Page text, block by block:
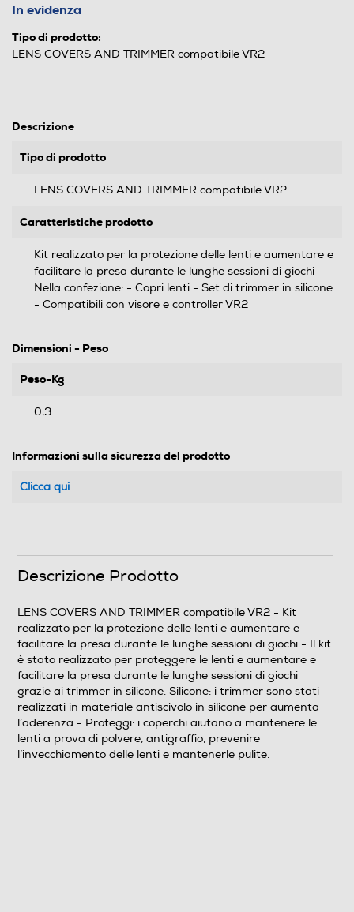
In evidenza
Tipo di prodotto:
LENS COVERS AND TRIMMER compatibile VR2
Descrizione
Tipo di prodotto
LENS COVERS AND TRIMMER compatibile VR2
Caratteristiche prodotto
Kit realizzato per la protezione delle lenti e aumentare e
facilitare la presa durante le lunghe sessioni di giochi
Nella confezione: - Copri lenti - Set di trimmer in silicone
- Compatibili con visore e controller VR2
Dimensioni - Peso
Peso-Kg
0,3
Informazioni sulla sicurezza del prodotto
Clicca qui
Descrizione Prodotto
LENS COVERS AND TRIMMER compatibile VR2 - Kit
realizzato per la protezione delle lenti e aumentare e
facilitare la presa durante le lunghe sessioni di giochi - Il kit
è stato realizzato per proteggere le lenti e aumentare e
facilitare la presa durante le lunghe sessioni di giochi
grazie ai trimmer in silicone. Silicone: i trimmer sono stati
realizzati in materiale antiscivolo in silicone per aumenta
l’aderenza - Proteggi: i coperchi aiutano a mantenere le
lenti a prova di polvere, antigraffio, prevenire
l’invecchiamento delle lenti e mantenerle pulite.